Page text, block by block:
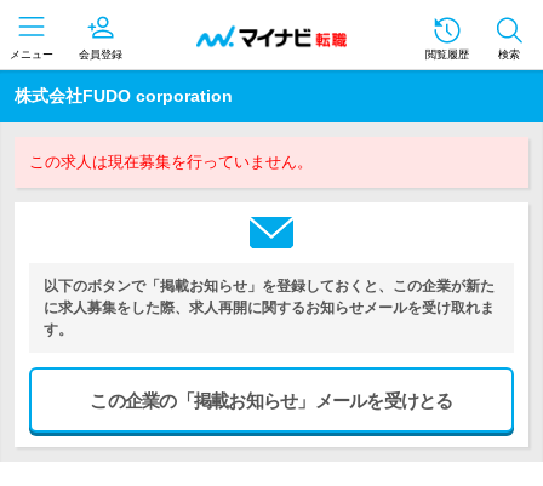
メニュー 会員登録 閲覧履歴 検索
株式会社FUDO corporation
この求人は現在募集を行っていません。
以下のボタンで「掲載お知らせ」を登録しておくと、この企業が新た
に求人募集をした際、求人再開に関するお知らせメールを受け取れま
す。
この企業の「掲載お知らせ」メールを受けとる